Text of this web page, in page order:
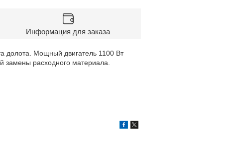
Информация для заказа
долота. Мощный двигатель 1100 Вт
замены расходного материала.